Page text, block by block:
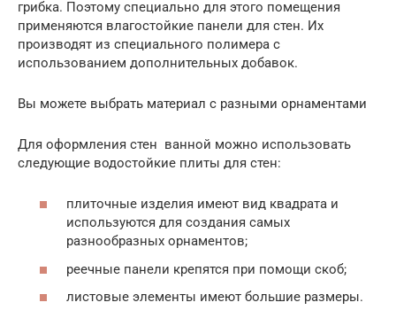
грибка. Поэтому специально для этого помещения
применяются влагостойкие панели для стен. Их
производят из специального полимера с
использованием дополнительных добавок.
Вы можете выбрать материал с разными орнаментами
Для оформления стен ванной можно использовать
следующие водостойкие плиты для стен:
плиточные изделия имеют вид квадрата и
используются для создания самых
разнообразных орнаментов;
реечные панели крепятся при помощи скоб;
листовые элементы имеют большие размеры.